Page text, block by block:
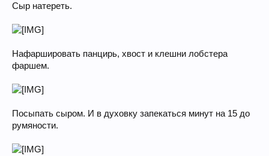
Сыр натереть.
Нафаршировать панцирь, хвост и клешни лобстера
фаршем.
Посыпать сыром. И в духовку запекаться минут на 15 до
румяности.